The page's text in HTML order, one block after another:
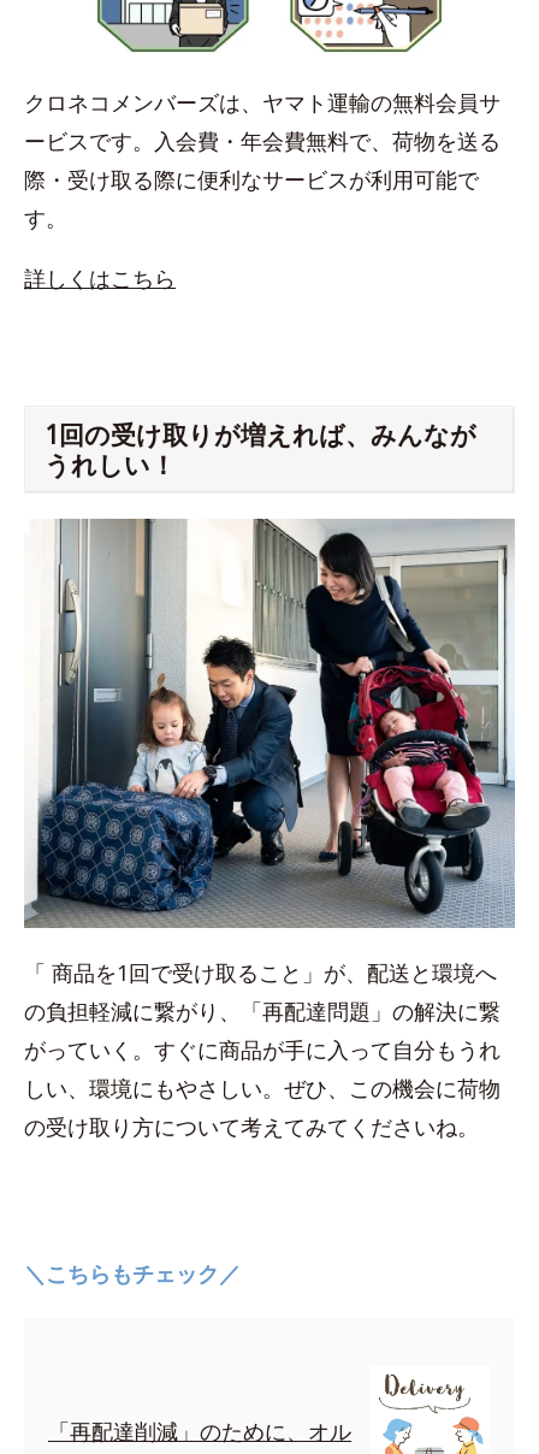
クロネコメンバーズは、ヤマト運輸の無料会員サ
ービスです。入会費・年会費無料で、荷物を送る
際・受け取る際に便利なサービスが利用可能で
す。
詳しくはこちら
1回の受け取りが増えれば、みんなが
うれしい！
「 商品を1回で受け取ること」が、配送と環境へ
の負担軽減に繋がり、「再配達問題」の解決に繋
がっていく。すぐに商品が手に入って自分もうれ
しい、環境にもやさしい。ぜひ、この機会に荷物
の受け取り方について考えてみてくださいね。
＼こちらもチェック／
「再配達削減」のために、オル